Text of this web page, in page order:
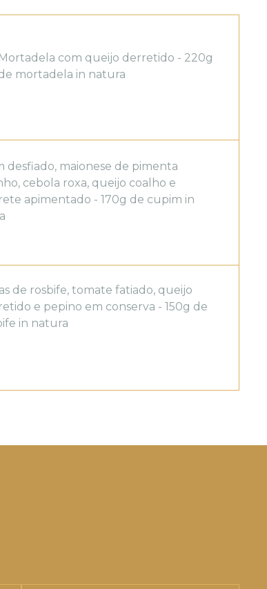
Mortadela com queijo derretido - 220g
mortadela in natura
desfiado, maionese de pimenta
cebola roxa, queijo coalho e
apimentado - 170g de cupim in
de rosbife, tomate fatiado, queijo
e pepino em conserva - 150g de
in natura